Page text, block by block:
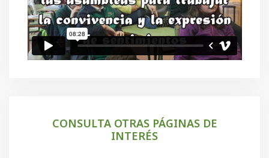
CONSULTA OTRAS PÁGINAS DE
INTERÉS